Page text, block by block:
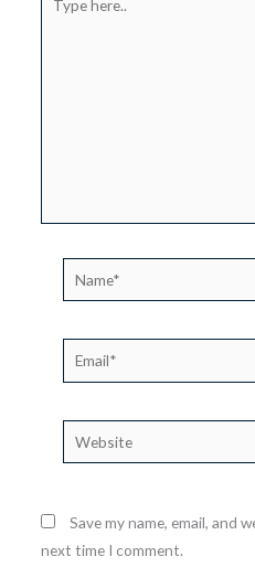
here..
Name*
Email*
Website
Save my name, email, and
next time I comment.